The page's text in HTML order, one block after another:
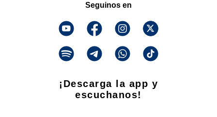
Seguinos en
¡Descarga la app y
escuchanos!